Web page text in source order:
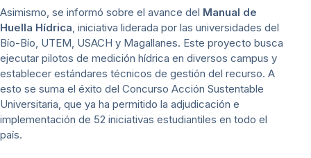
Asimismo, se informó sobre el avance del Manual de
Huella Hídrica, iniciativa liderada por las universidades del
Bío-Bío, UTEM, USACH y Magallanes. Este proyecto busca
ejecutar pilotos de medición hídrica en diversos campus y
establecer estándares técnicos de gestión del recurso. A
esto se suma el éxito del Concurso Acción Sustentable
Universitaria, que ya ha permitido la adjudicación e
implementación de 52 iniciativas estudiantiles en todo el
país.